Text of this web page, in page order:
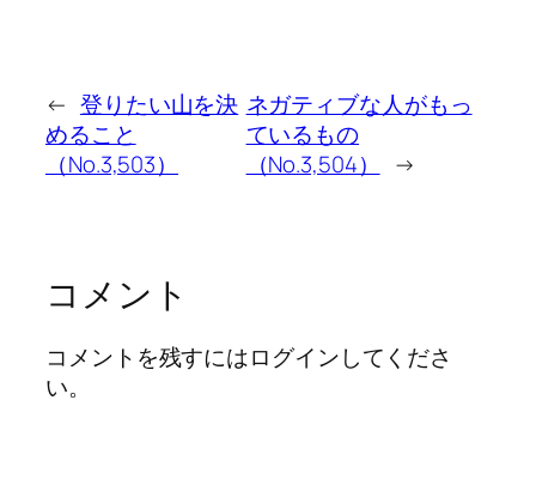
← 登りたい山を決
めること
（No.3,503）
ネガティブな人がもっ
ているもの
（No.3,504）
→
コメント
コメントを残すにはログインしてくださ
い。